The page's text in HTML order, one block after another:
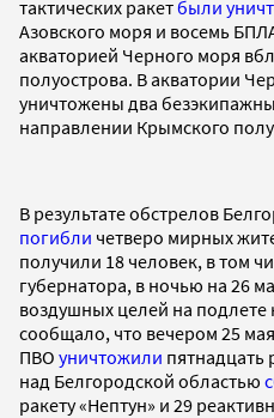
тактических ракетбыли
Азовского моря и восемь
акваторией Черного моря
полуострова. В акватории
уничтожены два
направлении Крымского
В результате обстрелов
погибли четверо мирных
получили 18 человек, в том
губернатора, в ночью на 26
воздушных целей на
сообщало, что вечером 25
ПВО уничтожили пятнадцать
над Белгородской областью
ракету «Нептун» и 29